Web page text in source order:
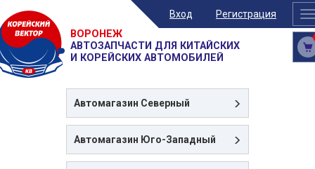
Вход Регистрация
ВОРОНЕЖ
АВТОЗАПЧАСТИ ДЛЯ КИТАЙСКИХ
И КОРЕЙСКИХ АВТОМОБИЛЕЙ
Автомагазин Северный
Автомагазин Юго-Западный